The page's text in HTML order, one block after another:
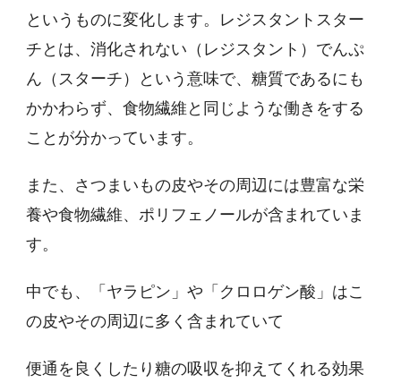
というものに変化します。レジスタントスター
チとは、消化されない（レジスタント）でんぷ
ん（スターチ）という意味で、糖質であるにも
かかわらず、食物繊維と同じような働きをする
ことが分かっています。
また、さつまいもの皮やその周辺には豊富な栄
養や食物繊維、ポリフェノールが含まれていま
す。
中でも、「ヤラピン」や「クロロゲン酸」はこ
の皮やその周辺に多く含まれていて
便通を良くしたり糖の吸収を抑えてくれる効果